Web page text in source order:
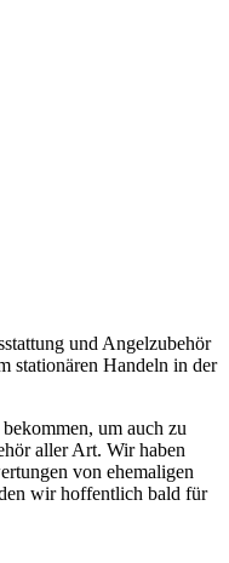
und Angelzubehör
stationären Handeln in der
um auch zu
aller Art. Wir haben
von ehemaligen
wir hoffentlich bald für